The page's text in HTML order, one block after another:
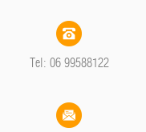
Tel: 06 99588122